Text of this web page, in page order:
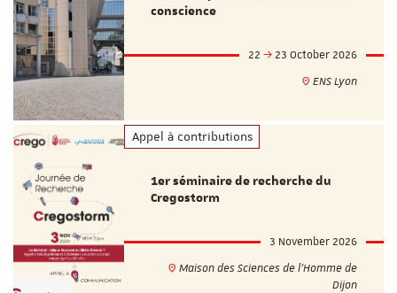
conscience
22
23 October 2026
ENS Lyon
Appel à contributions
1er séminaire de recherche du
Cregostorm
3 November 2026
Maison des Sciences de l'Homme de
Dijon